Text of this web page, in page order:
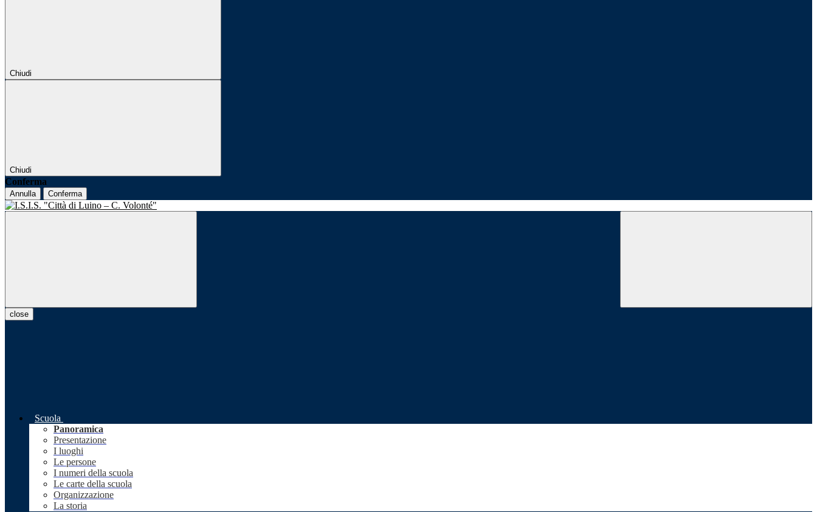
Chiudi
Chiudi
Conferma
Annulla Conferma
close
Scuola
Panoramica
Presentazione
I luoghi
Le persone
I numeri della scuola
Le carte della scuola
Organizzazione
La storia